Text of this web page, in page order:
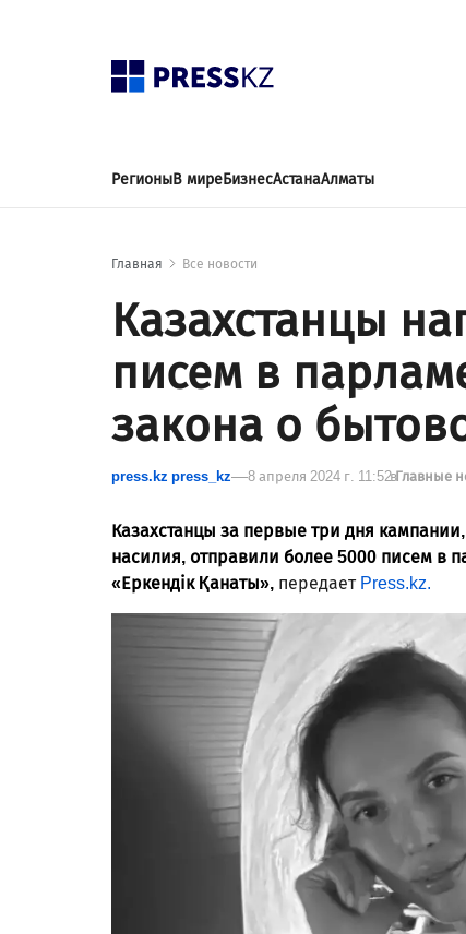
РегионыВ миреБизнесАстанаАлматы
Главная Все новости
Казахстанцы
писем в
закона о
press.kz press_kz 8 апреля 2024 г. 11:52вГлавные
Казахстанцы за первые три дня
насилия, отправили более 5000 писем в
«Еркендік Қанаты», передает Press.kz.